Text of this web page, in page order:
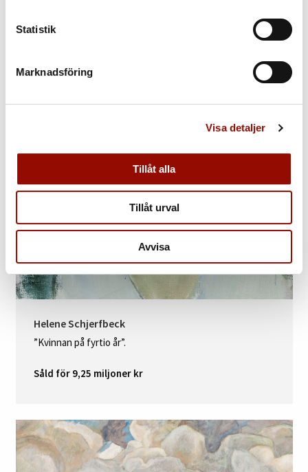
Statistik
Marknadsföring
Visa detaljer
Tillåt alla
Tillåt urval
Avvisa
Helene Schjerfbeck
”Kvinnan på fyrtio år”.
Såld för 9,25 miljoner kr